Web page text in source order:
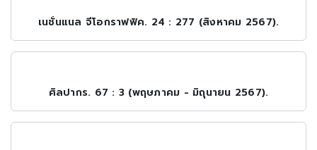
เนชั่นแนล จีโอกราฟฟิค. 24 : 277 (สิงหาคม 2567).
ศิลปากร. 67 : 3 (พฤษภาคม - มิถุนายน 2567).